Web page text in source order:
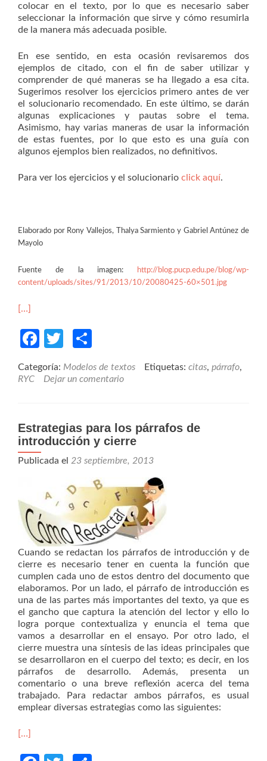
colocar en el texto, por lo que es necesario saber
seleccionar la información que sirve y cómo resumirla
de la manera más adecuada posible.
En ese sentido, en esta ocasión revisaremos dos
ejemplos de citado, con el fin de saber utilizar y
comprender de qué maneras se ha llegado a esa cita.
Sugerimos resolver los ejercicios primero antes de ver
el solucionario recomendado. En este último, se darán
algunas explicaciones y pautas sobre el tema.
Asimismo, hay varias maneras de usar la información
de estas fuentes, por lo que esto es una guía con
algunos ejemplos bien realizados, no definitivos.
Para ver los ejercicios y el solucionario click aquí.
Elaborado por Rony Vallejos, Thalya Sarmiento y Gabriel Antúnez de
Mayolo
Fuente de la imagen:
http://blog.pucp.edu.pe/blog/wp-
content/uploads/sites/91/2013/10/20080425-60×501.jpg
[…]
Facebook
Twitter
Categoría: Modelos de textos Etiquetas: citas, párrafo,
RYC
Dejar un comentario
Estrategias para los párrafos de
introducción y cierre
Publicada el 23 septiembre, 2013
Cuando se redactan los párrafos de introducción y de
cierre es necesario tener en cuenta la función que
cumplen cada uno de estos dentro del documento que
elaboramos. Por un lado, el párrafo de introducción es
una de las partes más importantes del texto, ya que es
el gancho que captura la atención del lector y ello lo
logra porque contextualiza y enuncia el tema que
vamos a desarrollar en el ensayo. Por otro lado, el
cierre muestra una síntesis de las ideas principales que
se desarrollaron en el cuerpo del texto; es decir, en los
párrafos de desarrollo. Además, presenta un
comentario o una breve reflexión acerca del tema
trabajado. Para redactar ambos párrafos, es usual
emplear diversas estrategias como las siguientes:
[…]